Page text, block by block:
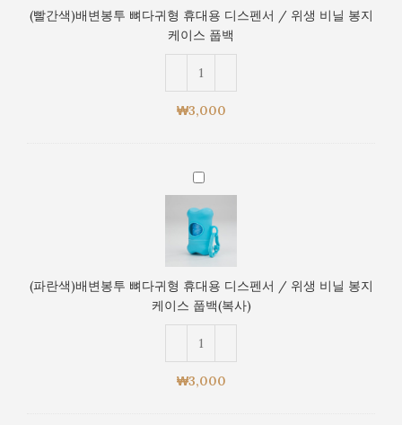
위
생
닐
봉
지
스
풉
백
투
뼈
형
휴
디
펜
서
/
위
생
닐
봉
지
(빨간색)배변봉투 뼈다귀형 휴대용 디스펜서 / 위생 비닐 봉지
케이스 풉백
₩3,000
(파
란
색)
배
변
투
뼈
형
휴
(파란색)배변봉투 뼈다귀형 휴대용 디스펜서 / 위생 비닐 봉지
케이스 풉백(복사)
₩3,000